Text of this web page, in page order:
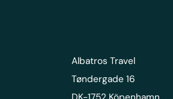
Albatros Travel
Tøndergade 16